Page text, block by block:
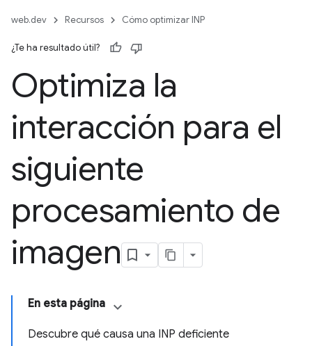
web.dev Recursos Cómo optimizar INP
¿Te ha resultado útil?
Optimiza la
interacción para el
siguiente
procesamiento de
imagen
En esta página
Descubre qué causa una INP deficiente